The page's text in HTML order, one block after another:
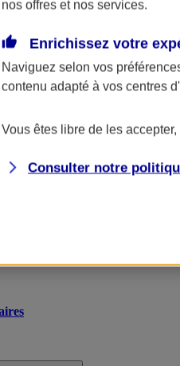
nos offres et nos services.
Enrichissez votre
Naviguez selon vos
contenu adapté à vos centres
Vous êtes libre de les
Consulter notre